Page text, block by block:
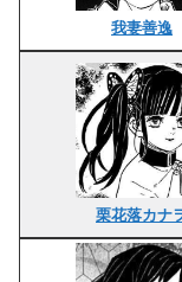
我妻善逸
栗花落カナ